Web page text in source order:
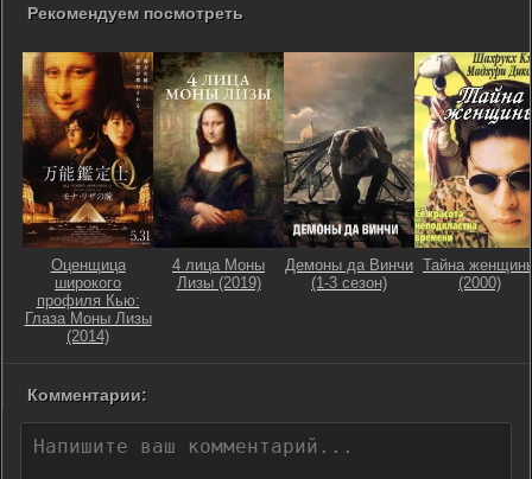
Рекомендуем посмотреть
Оценщица
широкого
профиля Кью:
Глаза Моны Лизы
(2014)
4 лица Моны
Лизы (2019)
Демоны да Винчи
(1-3 сезон)
Тайна
(2000)
Комментарии: